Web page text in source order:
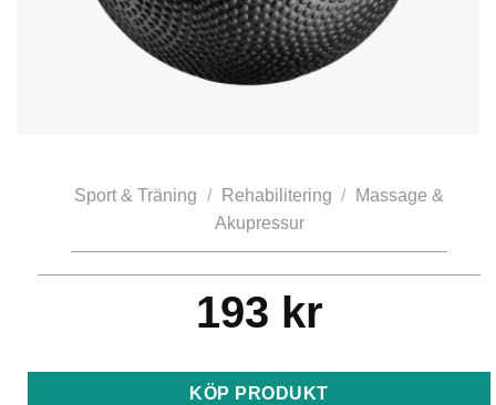
Sport & Träning / Rehabilitering /
Massage &
Akupressur
193 kr
KÖP PRODUKT